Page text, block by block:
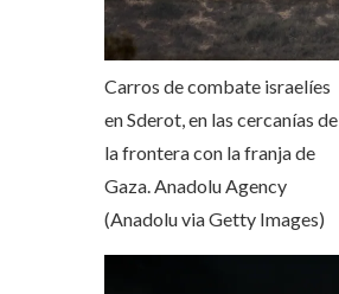
Carros de combate israelíes
en Sderot, en las cercanías de
la frontera con la franja de
Gaza.Anadolu Agency
(Anadolu via Getty Images)